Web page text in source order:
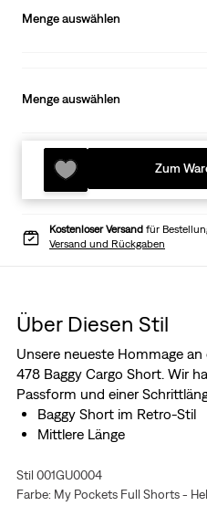
Menge auswählen
Menge auswählen
Zum
Kostenloser Versand für
Versand und Rückgaben
Über Diesen Stil
Unsere neueste Hommage
478 Baggy Cargo Short. Wir
Passform und einer
Baggy Short im Retro-Stil
Mittlere Länge
Stil 001GU0004
Farbe: My Pockets Full Shorts -